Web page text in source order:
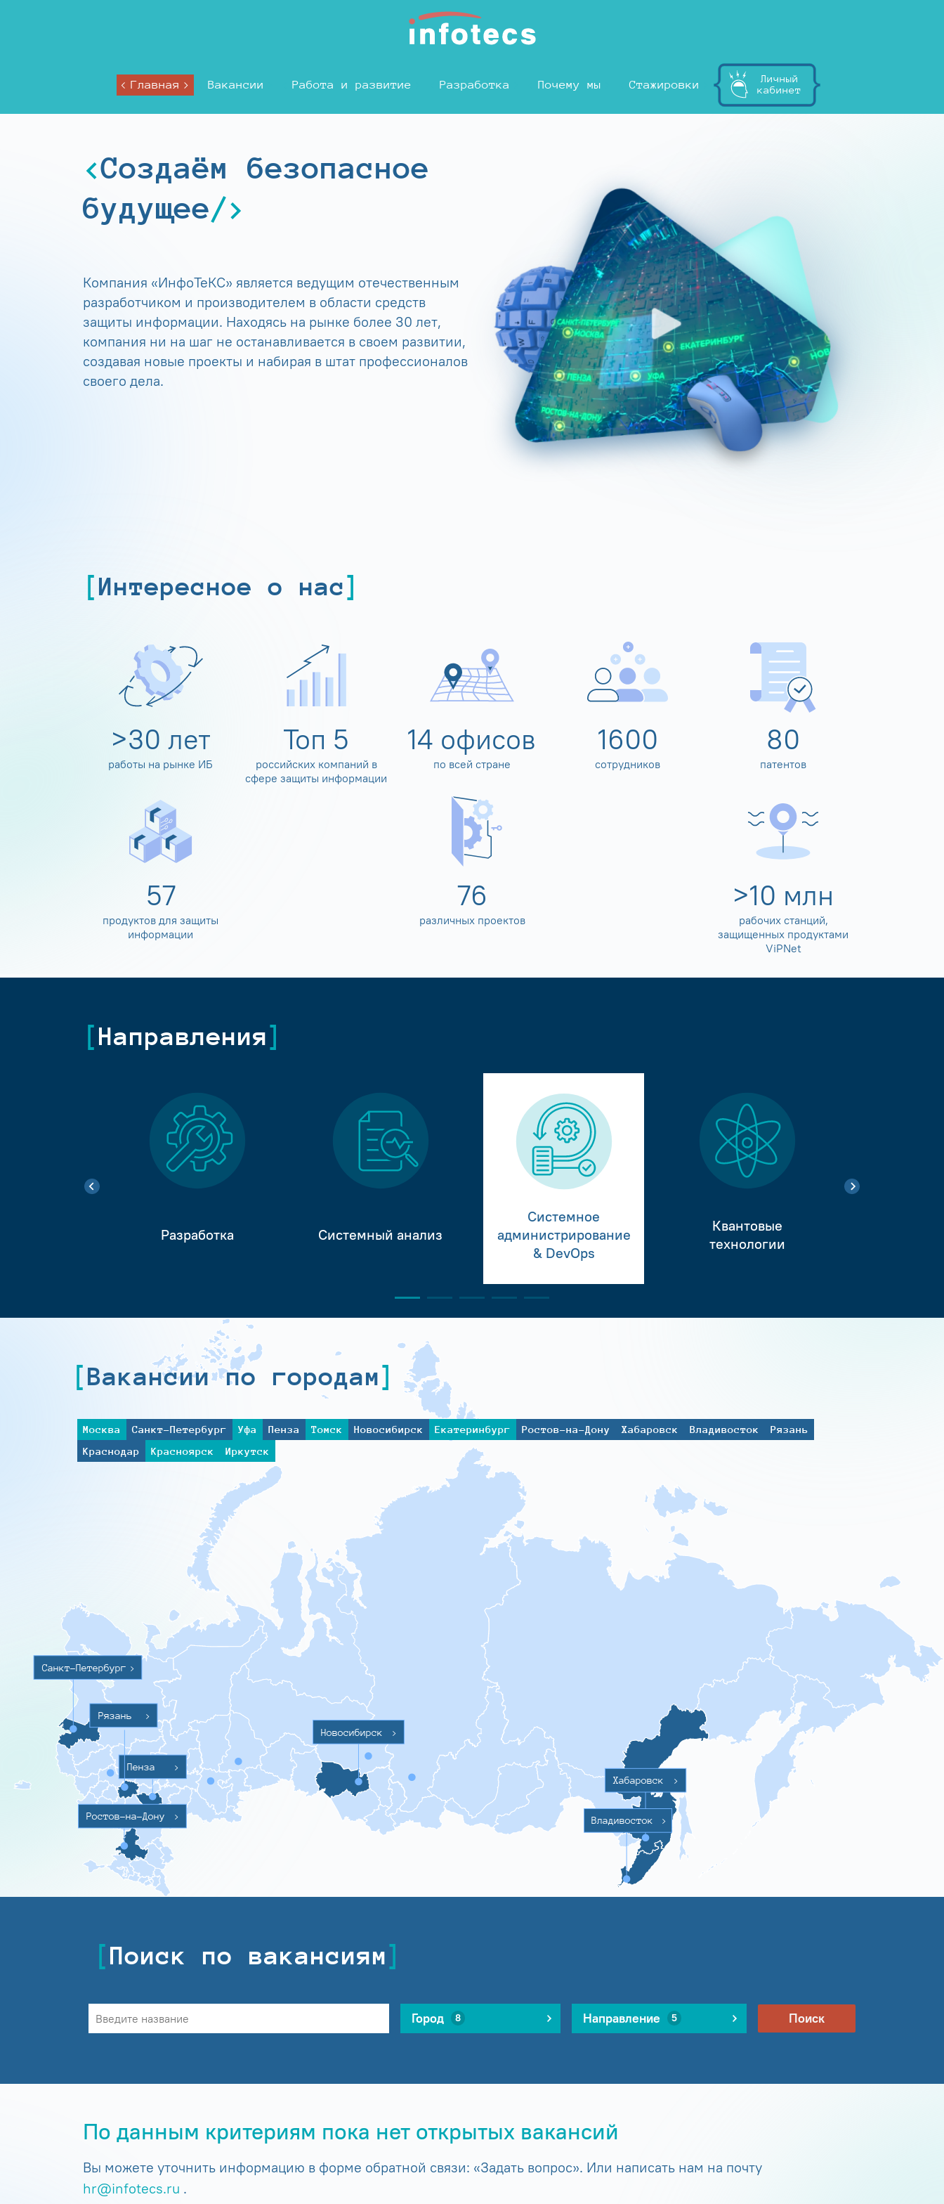
Главная Вакансии Работа и развитие Разработка Почему мы Стажировки
Личный
кабинет
Создаём безопасное
будущее
Компания «ИнфоТеКС» является ведущим отечественным
разработчиком и производителем в области средств
защиты информации. Находясь на рынке более 30 лет,
компания ни на шаг не останавливается в своем развитии,
создавая новые проекты и набирая в штат профессионалов
своего дела.
Интересное о нас
>30 лет
работы на рынке ИБ
Топ 5
российских компаний в
сфере защиты информации
14 офисов
по всей стране
1600
сотрудников
80
патентов
60
продуктов для защиты
информации
80
различных проектов
>10 млн
рабочих станций,
защищенных продуктами
ViPNet
Направления
Разработка Системный анализ
Системное
администрирование
& DevOps
Квантовые
технологии
Вакансии по городам
Москва Санкт-Петербург Уфа Пенза Томск Новосибирск Екатеринбург Ростов-на-Дону Хабаровск Владивосток
Рязань
Краснодар
Красноярск Иркутск
Санкт-Петербург >
Ростов-на-Дону >
Пенза >
Новосибирск >
Хабаровск >
Владивосток >
Рязань >
Поиск по вакансиям
Город 8 Направление 5 Поиск
По данным критериям пока нет открытых вакансий
Вы можете уточнить информацию в форме обратной связи: «Задать вопрос». Или написать нам на почту
hr@infotecs.ru .